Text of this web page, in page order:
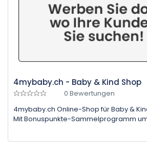
4mybaby.ch - Baby & Kind Shop
0 Bewertungen
4mybaby.ch Online-Shop für Baby &
Mit Bonuspunkte-Sammelprogramm